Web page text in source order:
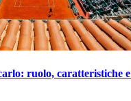
ruolo, caratteristiche